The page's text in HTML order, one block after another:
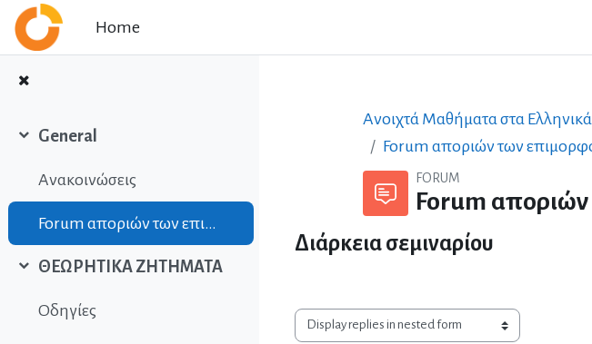
Skip to main content
Home
General
Ανακοινώσεις
Forum αποριών των επιμορφούμενων
ΘΕΩΡΗΤΙΚΑ ΖΗΤΗΜΑΤΑ
Οδηγίες
Ανοιχτά Μαθήματα στα Ελληνικά
Forum αποριών των
FORUM
Forum
Διάρκεια σεμιναρίου
Display mode